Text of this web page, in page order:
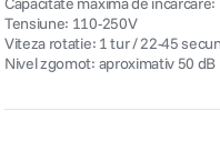
Tensiune: 110-250V
Viteza rotatie: 1 tur / 22-45
Nivel zgomot: aproximativ 50 dB